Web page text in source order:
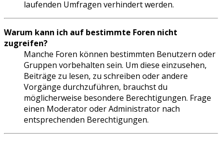
laufenden Umfragen verhindert werden.
Warum kann ich auf bestimmte Foren nicht
zugreifen?
Manche Foren können bestimmten Benutzern oder
Gruppen vorbehalten sein. Um diese einzusehen,
Beiträge zu lesen, zu schreiben oder andere
Vorgänge durchzuführen, brauchst du
möglicherweise besondere Berechtigungen. Frage
einen Moderator oder Administrator nach
entsprechenden Berechtigungen.